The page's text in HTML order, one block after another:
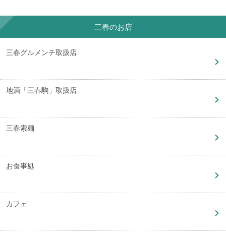
三春のお店
三春グルメンチ取扱店
地酒「三春駒」取扱店
三春索麺
お食事処
カフェ